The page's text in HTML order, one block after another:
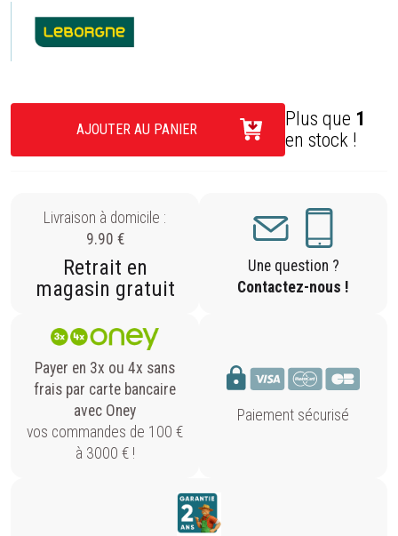
AJOUTER AU PANIER Plus que 1
en stock !
Livraison à domicile :
9.90 €
Retrait en
magasin gratuit
Une question ?
Contactez-nous !
Payer en 3x ou 4x sans
frais par carte bancaire
avec Oney
vos commandes de 100 €
à 3000 € !
Paiement sécurisé